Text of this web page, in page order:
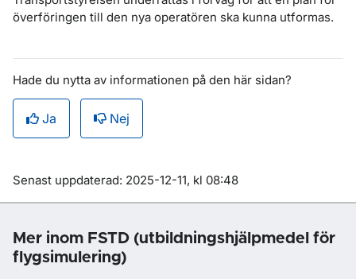
överföringen till den nya operatören ska kunna utformas.
Hade du nytta av informationen på den här sidan?
Ja Nej
Om sidan
Senast uppdaterad: 2025-12-11, kl 08:48
Mer inom FSTD (utbildningshjälpmedel för
flygsimulering)